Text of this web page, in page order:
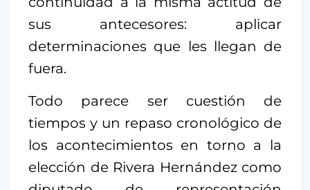
sus antecesores: aplicar
determinaciones que les llegan de
fuera.
Todo parece ser cuestión de
tiempos y un repaso cronológico de
los acontecimientos en torno a la
elección de Rivera Hernández como